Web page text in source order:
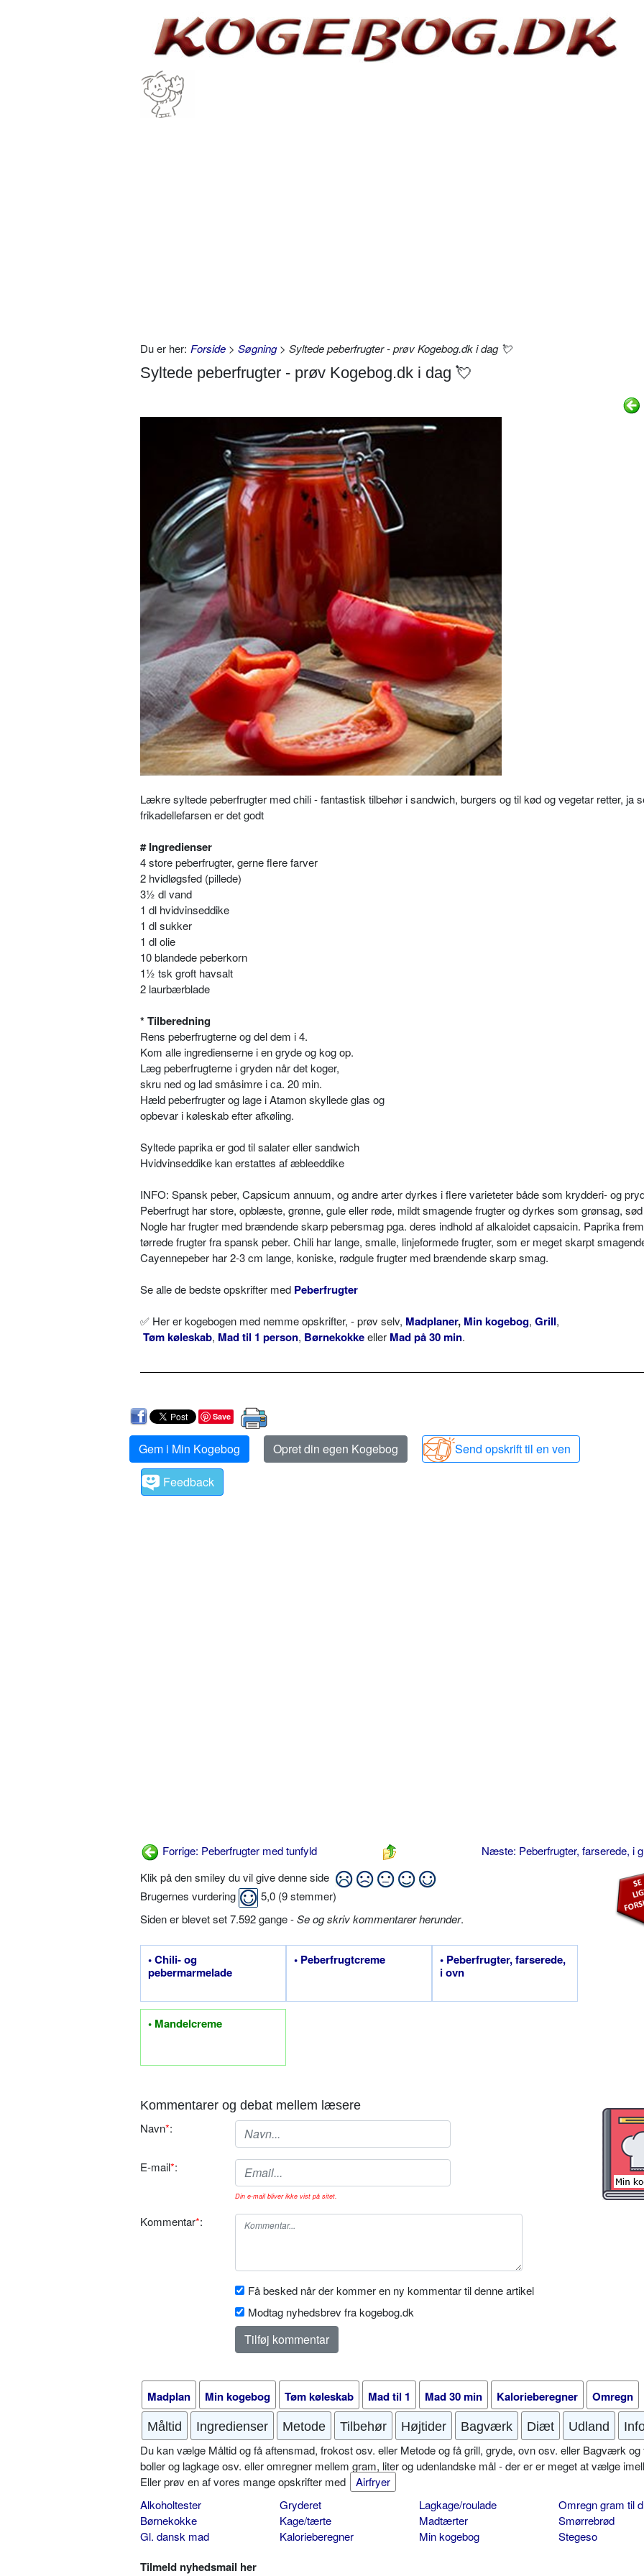
Du er her: Forside > Søgning> Syltede peberfrugter - prøv Kogebog.dk i dag 💘
Syltede peberfrugter - prøv Kogebog.dk i dag 💘
Lækre syltede peberfrugter med chili - fantastisk tilbehør i sandwich, burgers og til kød og vegetar retter, ja
frikadellefarsen er det godt
# Ingredienser
4 store peberfrugter, gerne flere farver
2 hvidløgsfed (pillede)
3½ dl vand
1 dl hvidvinseddike
1 dl sukker
1 dl olie
10 blandede peberkorn
1½ tsk groft havsalt
2 laurbærblade
* Tilberedning
Rens peberfrugterne og del dem i 4.
Kom alle ingredienserne i en gryde og kog op.
Læg peberfrugterne i gryden når det koger,
skru ned og lad småsimre i ca. 20 min.
Hæld peberfrugter og lage i Atamon skyllede glas og
opbevar i køleskab efter afkøling.
Syltede paprika er god til salater eller sandwich
Hvidvinseddike kan erstattes af æbleeddike
INFO: Spansk peber, Capsicum annuum, og andre arter dyrkes i flere varieteter både som krydderi- og
Peberfrugt har store, opblæste, grønne, gule eller røde, mildt smagende frugter og dyrkes som grønsag,
Nogle har frugter med brændende skarp pebersmag pga. deres indhold af alkaloidet capsaicin. Paprika
tørrede frugter fra spansk peber. Chili har lange, smalle, linjeformede frugter, som er meget skarpt
Cayennepeber har 2-3 cm lange, koniske, rødgule frugter med brændende skarp smag.
Se alle de bedste opskrifter med Peberfrugter
✅ Her er kogebogen med nemme opskrifter, - prøv selv, Madplaner, Min kogebog, Grill,
Tøm køleskab, Mad til 1 person, Børnekokkeeller Mad på 30 min.
Save
Gem i Min Kogebog Opret din egen Kogebog
Send opskrift til en ven
Feedback
Forrige: Peberfrugter med tunfyld
Næste: Peberfrugter, farserede, i
Klik på den smiley du vil give denne side
Brugernes vurdering
5,0 (9stemmer)
Siden er blevet set 7.592 gange -Se og skriv kommentarer herunder.
• Chili- og
pebermarmelade
• Peberfrugtcreme
• Peberfrugter, farserede,
i ovn
• Mandelcreme
Kommentarer og debat mellem læsere
Navn*:
E-mail*:
Din e-mail bliver ikke vist på sitet.
Kommentar*:
Få besked når der kommer en ny kommentar til denne artikel
Modtag nyhedsbrev fra kogebog.dk
Madplan Min kogebog Tøm køleskab Mad til 1 Mad 30 min Kalorieberegner Omregn
Måltid Ingredienser Metode Tilbehør Højtider Bagværk Diæt Udland
Du kan vælge Måltid og få aftensmad, frokost osv. eller Metode og få grill, gryde, ovn osv. eller Bagværk og
boller og lagkage osv. eller omregner mellem gram, liter og udenlandske mål - der er er meget at vælge
Eller prøv en af vores mange opskrifter med
Airfryer
Alkoholtester
Børnekokke
Gl. dansk mad
Gryderet
Kage/tærte
Kalorieberegner
Lagkage/roulade
Madtærter
Min kogebog
Omregn gram til
Smørrebrød
Stegeso
Tilmeld nyhedsmail her